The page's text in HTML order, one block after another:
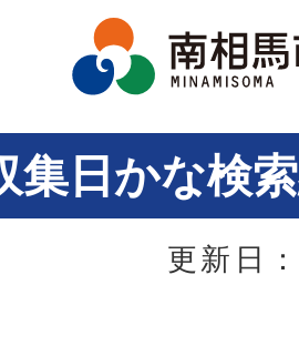
集日かな検
更新日